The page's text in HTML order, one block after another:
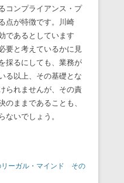
コンプライアンス・プ
点が特徴です。川崎
であるとしています
要と考えているかに見
採るにしても、業務が
る以上、その基礎とな
られませんが、その責
のままであることも、
ないでしょう。
リーガル・マインド その